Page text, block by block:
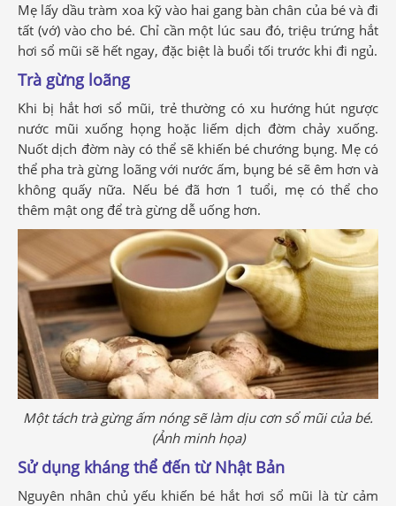
Mẹ lấy dầu tràm xoa kỹ vào hai gang bàn chân của bé và đi
tất (vớ) vào cho bé. Chỉ cần một lúc sau đó, triệu trứng hắt
hơi sổ mũi sẽ hết ngay, đặc biệt là buổi tối trước khi đi ngủ.
Trà gừng loãng
Khi bị hắt hơi sổ mũi, trẻ thường có xu hướng hút ngược
nước mũi xuống họng hoặc liếm dịch đờm chảy xuống.
Nuốt dịch đờm này có thể sẽ khiến bé chướng bụng. Mẹ có
thể pha trà gừng loãng với nước ấm, bụng bé sẽ êm hơn và
không quấy nữa. Nếu bé đã hơn 1 tuổi, mẹ có thể cho
thêm mật ong để trà gừng dễ uống hơn.
Một tách trà gừng ấm nóng sẽ làm dịu cơn sổ mũi của bé.
(Ảnh minh họa)
Sử dụng kháng thể đến từ Nhật Bản
Nguyên nhân chủ yếu khiến bé hắt hơi sổ mũi là từ cảm